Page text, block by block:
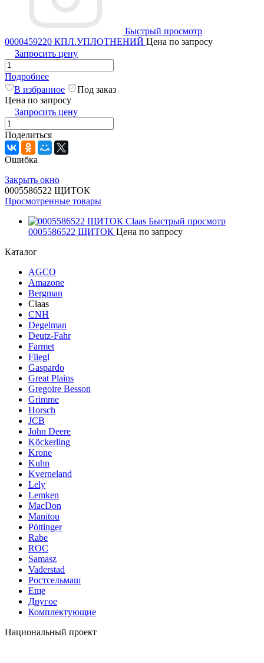
Быстрый просмотр
0000459220 КПЛ.УПЛОТНЕНИЙ Цена по запросу
Запросить цену
Подробнее
В избранное
Под заказ
Цена по запросу
Запросить цену
Поделиться
Ошибка
Закрыть окно
0005586522 ЩИТОК
Просмотренные товары
Быстрый просмотр
0005586522 ЩИТОК Цена по запросу
Каталог
AGCO
Amazone
Bergman
Claas
CNH
Degelman
Deutz-Fahr
Farmet
Fliegl
Gaspardo
Great Plains
Gregoire Besson
Grimme
Horsch
JCB
John Deere
Köckerling
Krone
Kuhn
Kverneland
Lely
Lemken
MacDon
Manitou
Pöttinger
Rabe
ROC
Samasz
Vaderstad
Ростсельмаш
Еще
Другое
Комплектующие
Национальный проект